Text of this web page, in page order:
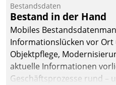
Bestandsdaten
Bestand in der Hand
Mobiles
Informationslücken vor
Objektpflege,
aktuelle Informationen
Geschäftsprozesse rund –